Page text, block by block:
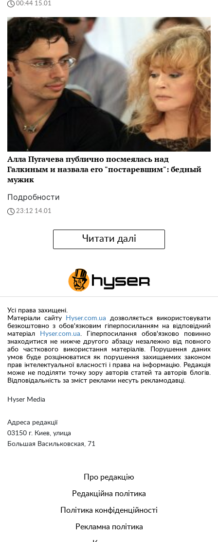
00:44 15.01
Алла Пугачева публично посмеялась над
Галкиным и назвала его "постаревшим": бедный
мужик
Подробности
23:12 14.01
Читати далі
Hyser Media
Адреса редакції
03150 г. Киев, улица
Большая Васильковская, 71
Усі права захищені.
Матеріали сайту
Hyser.com.ua дозволяється використовувати
безкоштовно з обов'язковим гіперпосиланням на відповідний
матеріал
Hyser.com.ua . Гіперпосилання обов'язково повинно
знаходитися не нижче другого абзацу незалежно від повного
або часткового використання матеріалів. Порушення даних
умов буде розцінюватися як порушення захищаемих законом
прав інтелектуальної власності і права на інформацію. Редакція
може не поділяти точку зору авторів статей та авторів блогів.
Відповідальність за зміст реклами несуть рекламодавці.
Про редакцію
Редакційна політика
Політика конфіденційності
Рекламна політика